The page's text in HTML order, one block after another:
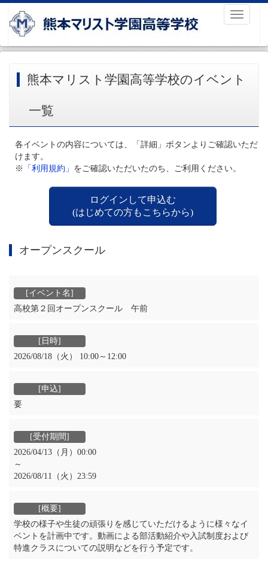
Toggle
熊本マリスト学園高等学校のイベント
一覧
各イベントの内容については、「詳細」ボタンよりご確認いただ
けます。
※
「利用規約」 をご確認いただいたのち、ご利用ください。
ログインして申込む
(はじめての方もこちらから)
オープンスクール
高校第２回オープンスクール 午前
2026/08/18（火） 10:00～12:00
要
2026/04/13（月）00:00
～
2026/08/11（火）23:59
学校の様子や生徒の頑張りを感じていただけるように様々なイ
ベントを計画中です。動画による部活動紹介や入試制度および
特進クラスについての説明などを行う予定です。